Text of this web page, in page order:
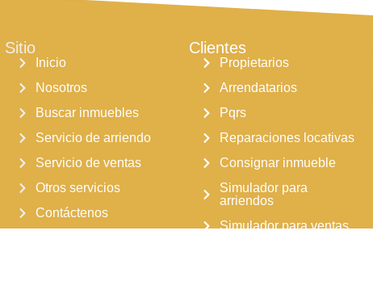
lo que facilita la movilidad
distribuida y lista para
para quienes valoran la
hogar en brisas de los
Sitio
Inicio
Nosotros
Buscar inmuebles
Servicio de arriendo
Servicio de ventas
Otros servicios
Contáctenos
Clientes
Propietarios
Arrendatarios
Pqrs
Reparaciones locativas
Consignar inmueble
Simulador para
arriendos
Simulador para ventas